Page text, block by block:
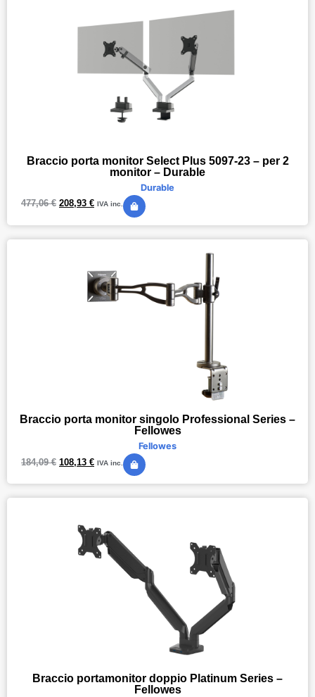
Braccio porta monitor Select Plus 5097-23 – per 2
monitor – Durable
Durable
477,06€ 208,93 € IVA inc.
Braccio porta monitor singolo Professional Series –
Fellowes
Fellowes
184,09€ 108,13 € IVA inc.
Braccio portamonitor doppio Platinum Series –
Fellowes